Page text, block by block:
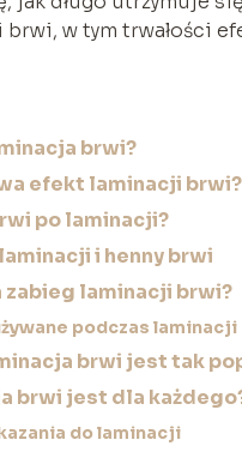
w tym trwałości
brwi?
efekt laminacji brwi?
po laminacji?
i henny brwi
zabieg laminacji brwi?
podczas laminacji
brwi jest tak
brwi jest dla
do laminacji